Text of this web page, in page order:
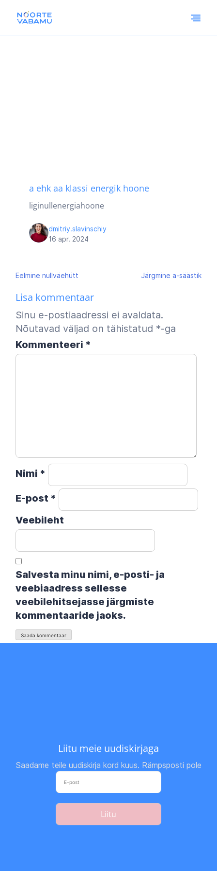
a ehk aa klassi energik hoone
liginullenergiahoone
dmitriy.slavinschiy
16 apr. 2024
Navigeerimine
Eelmine nullväehütt Järgmine a-säästik
Lisa kommentaar
Sinu e-postiaadressi ei avaldata.
Nõutavad väljad on tähistatud *-ga
Kommenteeri *
Nimi *
E-post *
Veebileht
Salvesta minu nimi, e-posti- ja
veebiaadress sellesse
veebilehitsejasse järgmiste
kommentaaride jaoks.
Liitu meie uudiskirjaga
Saadame teile uudiskirja kord kuus. Rämpsposti pole
Liitu